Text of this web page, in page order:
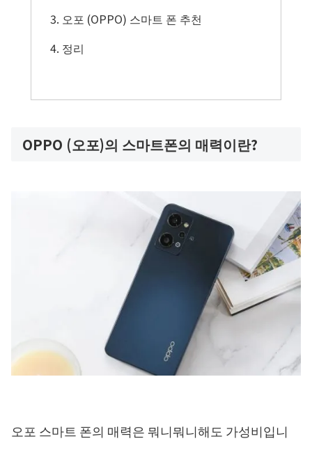
오포 (OPPO) 스마트 폰 추천
정리
OPPO (오포)의 스마트폰의 매력이란?
오포 스마트 폰의 매력은 뭐니뭐니해도 가성비입니